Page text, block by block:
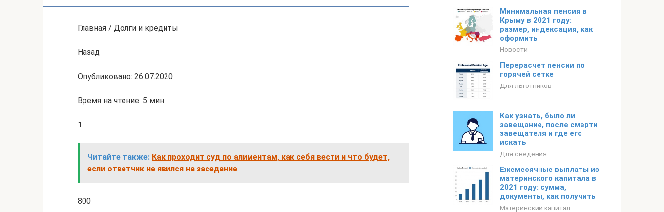
Главная / Долги и кредиты
Назад
Опубликовано: 26.07.2020
Время на чтение: 5 мин
1
Читайте также: Как проходит суд по алиментам, как себя вести и что будет,
если ответчик не явился на заседание
800
Минимальная пенсия в
Крыму в 2021 году:
размер, индексация, как
оформить
Новости
Перерасчет пенсии по
горячей сетке
Для льготников
Как узнать, было ли
завещание, после смерти
завещателя и где его
искать
Для сведения
Ежемесячные выплаты из
материнского капитала в
2021 году: сумма,
документы, как получить
Материнский капитал